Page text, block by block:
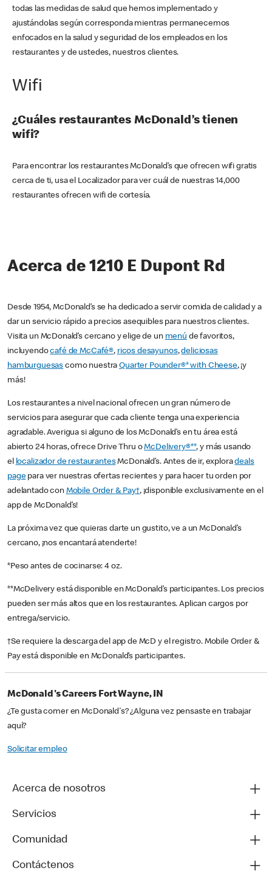
todas las medidas de salud que hemos implementado y
ajustándolas según corresponda mientras permanecemos
enfocados en la salud y seguridad de los empleados en los
restaurantes y de ustedes, nuestros clientes.
Wifi
¿Cuáles restaurantes McDonald’s tienen
wifi?
Para encontrar los restaurantes McDonald’s que ofrecen wifi gratis
cerca de ti, usa el Localizador para ver cuál de nuestras 14,000
restaurantes ofrecen wifi de cortesía.
Acerca de 1210 E Dupont Rd
Desde 1954, McDonald’s se ha dedicado a servir comida de calidad y a
dar un servicio rápido a precios asequibles para nuestros clientes.
Visita un McDonald’s cercano y elige de un menú de favoritos,
incluyendocafé de McCafé®, ricos desayunos,deliciosas
hamburguesas como nuestraQuarter Pounder®* with Cheese, ¡y
más!
Los restaurantes a nivel nacional ofrecen un gran número de
servicios para asegurar que cada cliente tenga una experiencia
agradable. Averigua si alguno de los McDonald’s en tu área está
abierto 24 horas, ofrece Drive Thru oMcDelivery®**, y más usando
el localizador de restaurantesMcDonald’s. Antes de ir, exploradeals
pagepara ver nuestras ofertas recientes y para hacer tu orden por
adelantado con Mobile Order & Pay†, ¡disponible exclusivamente en el
app de McDonald’s!
La próxima vez que quieras darte un gustito, ve a un McDonald’s
cercano, ¡nos encantará atenderte!
*Peso antes de cocinarse: 4 oz.
**McDelivery está disponible en McDonald’s participantes. Los precios
pueden ser más altos que en los restaurantes. Aplican cargos por
entrega/servicio.
†Se requiere la descarga del app de McD y el registro. Mobile Order &
Pay está disponible en McDonald’s participantes.
McDonald's Careers Fort Wayne, IN
¿Te gusta comer en McDonald's? ¿Alguna vez pensaste en trabajar
aquí?
Solicitar empleo
Acerca de nosotros
Servicios
Comunidad
Contáctenos